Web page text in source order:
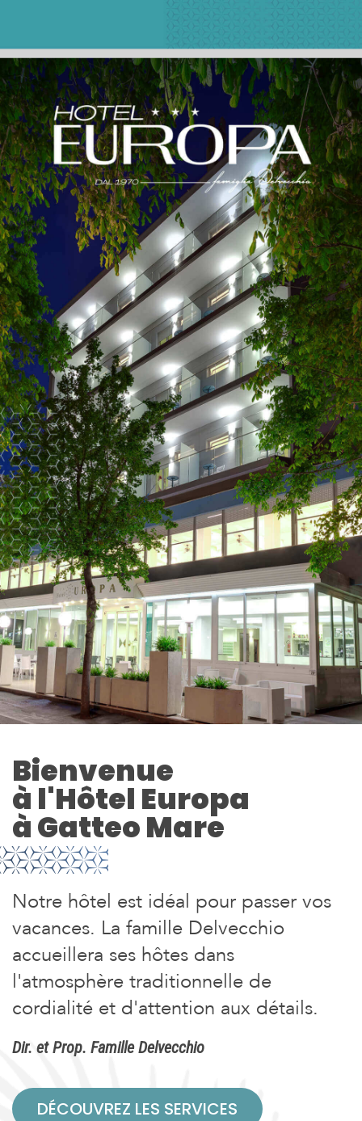
Bienvenue
à l'Hôtel Europa
à Gatteo Mare
Notre hôtel est idéal pour passer vos
vacances. La famille Delvecchio
accueillera ses hôtes dans
l'atmosphère traditionnelle de
cordialité et d'attention aux détails.
Dir. et Prop. Famille Delvecchio
DÉCOUVREZ LES SERVICES